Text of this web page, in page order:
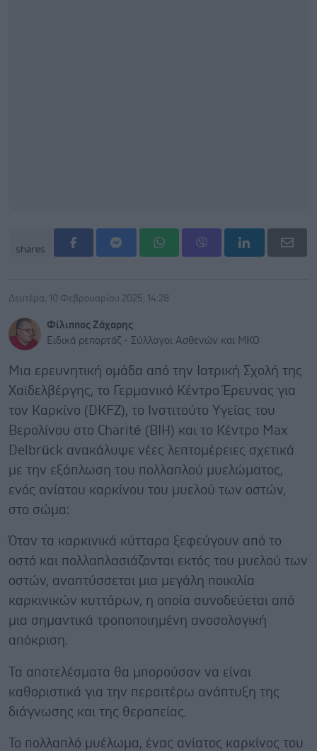
shares
Δευτέρα, 10 Φεβρουαρίου 2025, 14:28
Φίλιππος Ζάχαρης
Ειδικά ρεπορτάζ - Σύλλογοι Ασθενών και ΜΚΟ
Μια ερευνητική ομάδα από την Ιατρική Σχολή της
Χαϊδελβέργης, το Γερμανικό Κέντρο Έρευνας για
τον Καρκίνο (DKFZ), το Ινστιτούτο Υγείας του
Βερολίνου στο Charité (BIH) και το Κέντρο Max
Delbrück ανακάλυψε νέες λεπτομέρειες σχετικά
με την εξάπλωση του πολλαπλού μυελώματος,
ενός ανίατου καρκίνου του μυελού των οστών,
στο σώμα:
Όταν τα καρκινικά κύτταρα ξεφεύγουν από το
οστό και πολλαπλασιάζονται εκτός του μυελού των
οστών, αναπτύσσεται μια μεγάλη ποικιλία
καρκινικών κυττάρων, η οποία συνοδεύεται από
μια σημαντικά τροποποιημένη ανοσολογική
απόκριση.
Τα αποτελέσματα θα μπορούσαν να είναι
καθοριστικά για την περαιτέρω ανάπτυξη της
διάγνωσης και της θεραπείας.
Το πολλαπλό μυέλωμα, ένας ανίατος καρκίνος του